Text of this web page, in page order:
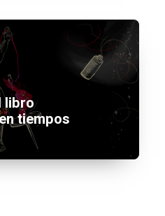
libro
tiempos